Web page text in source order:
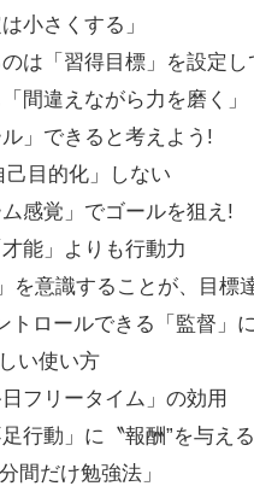
小さくする」
は「習得目標」を設定し
間違えながら力を磨く」
」できると考えよう!
己目的化」しない
感覚」でゴールを狙え!
能」よりも行動力
を意識することが、目標
トロールできる「監督」
い使い方
フリータイム」の効用
行動」に〝報酬”を与え
間だけ勉強法」